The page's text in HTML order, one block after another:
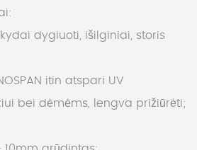
dygiuoti, išilginiai, storis
itin atspari UV
bei dėmėms, lengva prižiūrėti;